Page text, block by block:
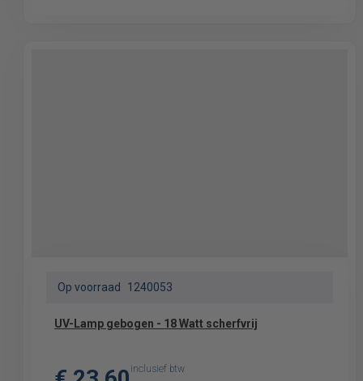
Op voorraad 1240053
UV-Lamp gebogen - 18 Watt scherfvrij
inclusief btw